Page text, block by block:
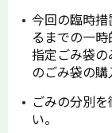
今回の臨時
るまでの一
指定ごみ袋
のごみ袋の購
ごみの分別
い。